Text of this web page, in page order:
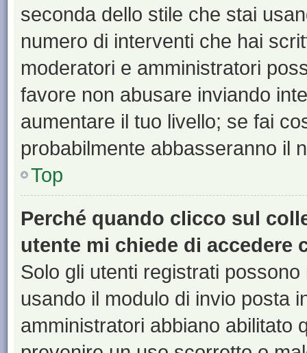
seconda dello stile che stai
numero di interventi che hai
moderatori e amministratori
favore non abusare inviando
aumentare il tuo livello; se fai
probabilmente abbasseranno il
Top
Perché quando clicco sul
utente mi chiede di accedere
Solo gli utenti registrati
usando il modulo di invio posta
amministratori abbiano abilitato